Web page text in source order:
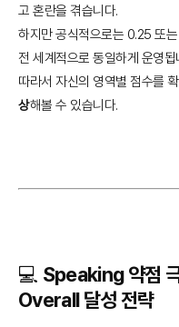
고 혼란을 겪습니다.
하지만 공식적으로는 0.25 또
전 세계적으로 동일하게 운영됩
따라서 자신의 영역별 점수를
상해볼 수 있습니다.
💻 Speaking 약점
Overall 달성 전략